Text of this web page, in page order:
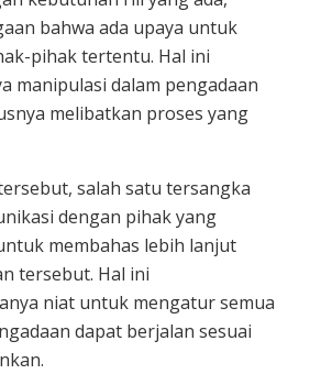
bahwa ada upaya untuk
pihak tertentu. Hal ini
manipulasi dalam pengadaan
melibatkan proses yang
salah satu tersangka
dengan pihak yang
membahas lebih lanjut
tersebut. Hal ini
niat untuk mengatur semua
dapat berjalan sesuai